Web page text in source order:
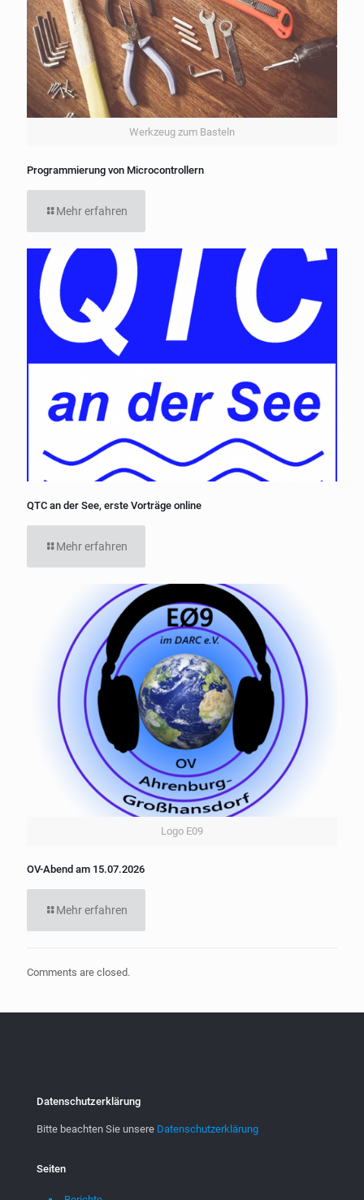
Werkzeug zum Basteln
Programmierung von Microcontrollern
Mehr erfahren
QTC an der See, erste Vorträge online
Mehr erfahren
Logo E09
OV-Abend am 15.07.2026
Mehr erfahren
Comments are closed.
Datenschutzerklärung
Bitte beachten Sie unsere Datenschutzerklärung
Seiten